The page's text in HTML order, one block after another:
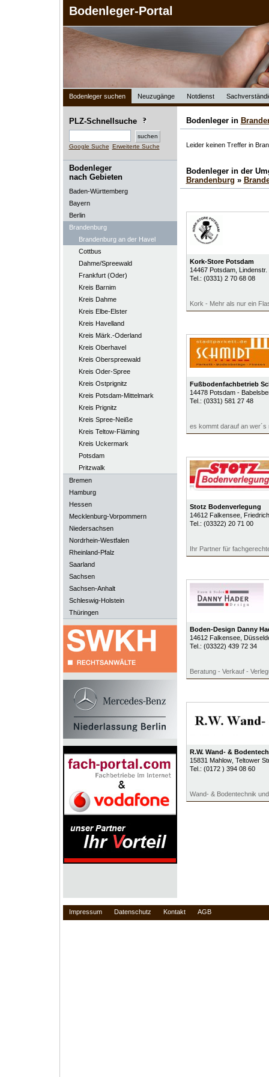
Bodenleger-Portal
Bodenleger suchen Neuzugänge Notdienst
PLZ-Schnellsuche
Google Suche Erweiterte Suche
Bodenleger
nach Gebieten
Baden-Württemberg
Bayern
Berlin
Brandenburg
Brandenburg an der Havel
Cottbus
Dahme/Spreewald
Frankfurt (Oder)
Kreis Barnim
Kreis Dahme
Kreis Elbe-Elster
Kreis Havelland
Kreis Märk.-Oderland
Kreis Oberhavel
Kreis Oberspreewald
Kreis Oder-Spree
Kreis Ostprignitz
Kreis Potsdam-Mittelmark
Kreis Prignitz
Kreis Spree-Neiße
Kreis Teltow-Fläming
Kreis Uckermark
Potsdam
Pritzwalk
Bremen
Hamburg
Hessen
Mecklenburg-Vorpommern
Niedersachsen
Nordrhein-Westfalen
Rheinland-Pfalz
Saarland
Sachsen
Sachsen-Anhalt
Schleswig-Holstein
Thüringen
Bodenleger in
Leider keinen Treffer in
Bodenleger in der
Brandenburg »
Kork-Store Potsdam
14467 Potsdam, Lindenstr.
Tel.: (0331) 2 70 68 08
Kork - Mehr als nur ein
Fußbodenfachbetrieb
14478 Potsdam -
Tel.: (0331) 581 27 48
es kommt darauf an wer´s
Stotz Bodenverlegung
14612 Falkensee,
Tel.: (03322) 20 71 00
Ihr Partner für
Boden-Design Danny
14612 Falkensee,
Tel.: (03322) 439 72 34
Beratung - Verkauf -
R.W. Wand- &
15831 Mahlow, Teltower
Tel.: (0172 ) 394 08 60
Wand- & Bodentechnik
Impressum Datenschutz Kontakt AGB